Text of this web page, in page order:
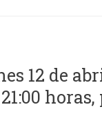
12 de
horas,